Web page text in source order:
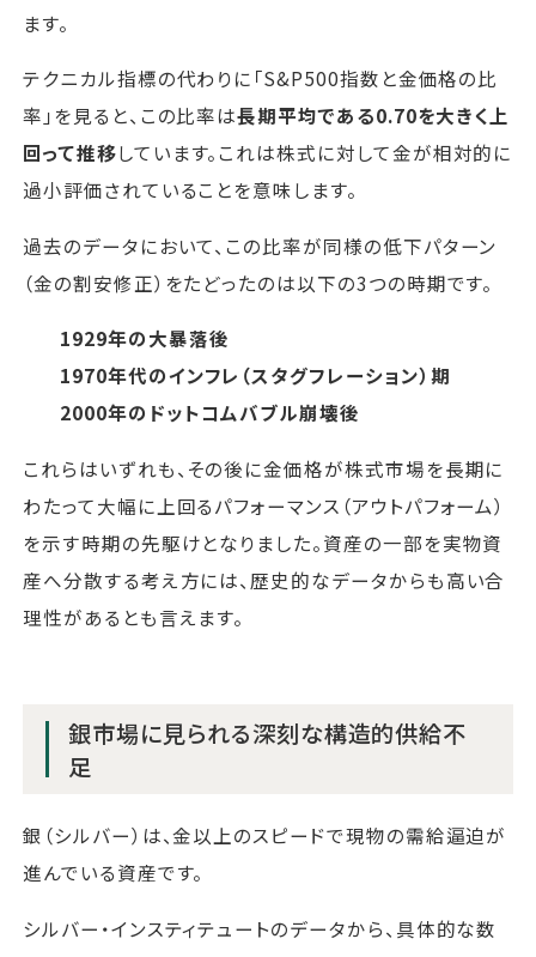
ます。
テクニカル指標の代わりに「S&P500指数と金価格の比
率」を見ると、この比率は長期平均である0.70を大きく上
回って推移しています。これは株式に対して金が相対的に
過小評価されていることを意味します。
過去のデータにおいて、この比率が同様の低下パターン
（金の割安修正）をたどったのは以下の3つの時期です。
1929年の大暴落後
1970年代のインフレ（スタグフレーション）期
2000年のドットコムバブル崩壊後
これらはいずれも、その後に金価格が株式市場を長期に
わたって大幅に上回るパフォーマンス（アウトパフォーム）
を示す時期の先駆けとなりました。資産の一部を実物資
産へ分散する考え方には、歴史的なデータからも高い合
理性があるとも言えます。
銀市場に見られる深刻な構造的供給不
足
銀（シルバー）は、金以上のスピードで現物の需給逼迫が
進んでいる資産です。
シルバー・インスティテュートのデータから、具体的な数